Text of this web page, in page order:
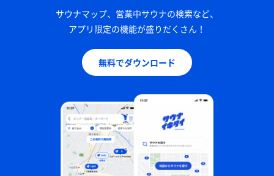
サウナマップ、営業中サウナの検索など、
アプリ限定の機能が盛りだくさん！
無料でダウンロード